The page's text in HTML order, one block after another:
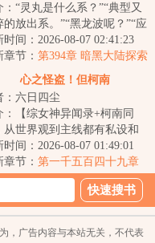
：“灵丸是什么系？”“典型又
的放出系。”“黑龙波呢？”“应
放出、变化加操作系的集合
...
时间：2026-08-07 02:41:23
节： 第394章 暗黑大陆探索
保姆级教程
心之怪盗！但柯南
：六日四尘
：【综女神异闻录+柯南同
从世界观到主线都有私设和
】【无女主，有酒厂马甲，
带着P游戏界...
时间：2026-08-07 01:49:01
节： 第一千五百四十九章
是这个怪盗
，广告内容与本站无关，不代表